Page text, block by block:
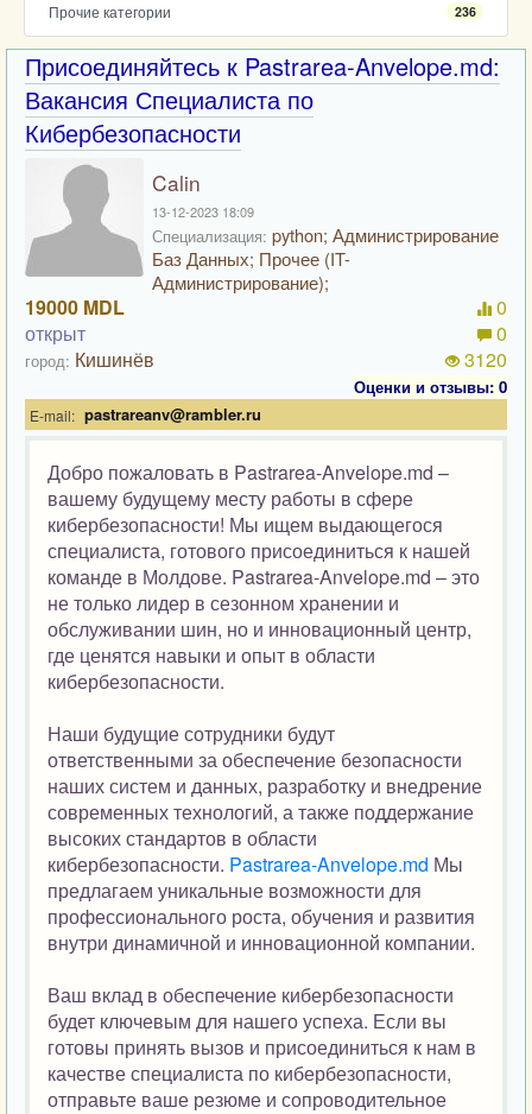
Прочие категории 236
Присоединяйтесь к Pastrarea-Anvelope.md:
Вакансия Специалиста по
Кибербезопасности
Calin
13-12-2023 18:09
Специализация: python; Администрирование
Баз Данных; Прочее (IT-
Администрирование);
19000 MDL
открыт
город: Кишинёв
0
0
3120
Оценки и отзывы: 0
E-mail: pastrareanv@rambler.ru
Добро пожаловать в Pastrarea-Anvelope.md –
вашему будущему месту работы в сфере
кибербезопасности! Мы ищем выдающегося
специалиста, готового присоединиться к нашей
команде в Молдове. Pastrarea-Anvelope.md – это
не только лидер в сезонном хранении и
обслуживании шин, но и инновационный центр,
где ценятся навыки и опыт в области
кибербезопасности.
Наши будущие сотрудники будут
ответственными за обеспечение безопасности
наших систем и данных, разработку и внедрение
современных технологий, а также поддержание
высоких стандартов в области
кибербезопасности. Pastrarea-Anvelope.md Мы
предлагаем уникальные возможности для
профессионального роста, обучения и развития
внутри динамичной и инновационной компании.
Ваш вклад в обеспечение кибербезопасности
будет ключевым для нашего успеха. Если вы
готовы принять вызов и присоединиться к нам в
качестве специалиста по кибербезопасности,
отправьте ваше резюме и сопроводительное